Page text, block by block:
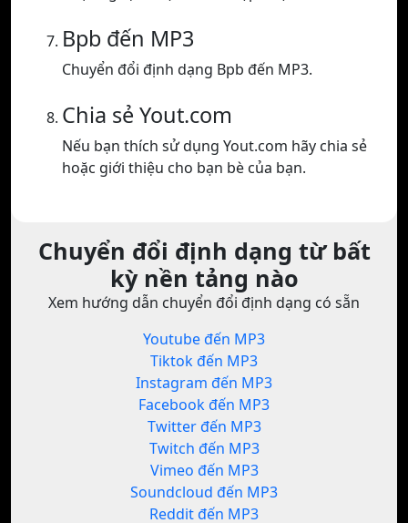
Bpb đến MP3
Chuyển đổi định dạng Bpb đến MP3.
Chia sẻ Yout.com
Nếu bạn thích sử dụng Yout.com hãy chia sẻ
hoặc giới thiệu cho bạn bè của bạn.
Chuyển đổi định dạng từ bất
kỳ nền tảng nào
Xem hướng dẫn chuyển đổi định dạng có sẵn
Youtube đến MP3
Tiktok đến MP3
Instagram đến MP3
Facebook đến MP3
Twitter đến MP3
Twitch đến MP3
Vimeo đến MP3
Soundcloud đến MP3
Reddit đến MP3